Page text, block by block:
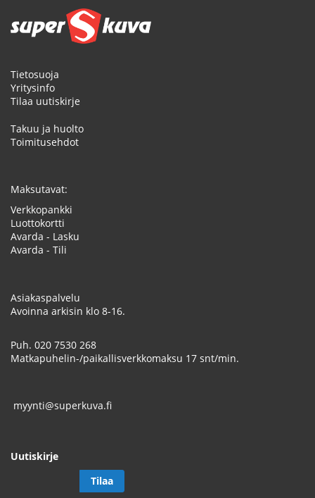
Tietosuoja
Yritysinfo
Tilaa uutiskirje
Takuu ja huolto
Toimitusehdot
Maksutavat:
Verkkopankki
Luottokortti
Avarda - Lasku
Avarda - Tili
Asiakaspalvelu
Avoinna arkisin klo 8-16.
Puh. 020 7530 268
Matkapuhelin-/paikallisverkkomaksu 17 snt/min.
myynti@superkuva.fi
Uutiskirje
Tilaa